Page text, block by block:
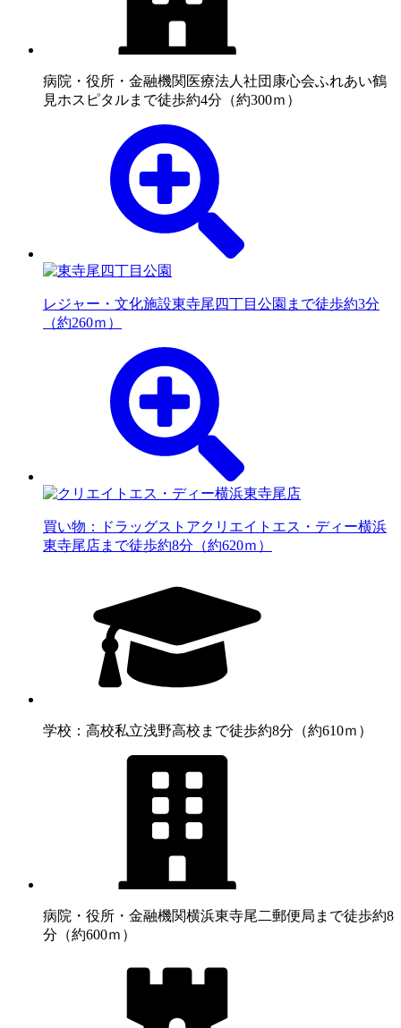
病院・役所・金融機関 医療法人社団康心会ふれあい鶴
見ホスピタルまで徒歩約4分（約300ｍ）
レジャー・文化施設東寺尾四丁目公園まで徒歩約3分
（約260ｍ）
買い物：ドラッグストアクリエイトエス・ディー横浜
東寺尾店まで徒歩約8分（約620ｍ）
学校：高校私立浅野高校まで徒歩約8分（約610ｍ）
病院・役所・金融機関横浜東寺尾二郵便局まで徒歩約8
分（約600ｍ）